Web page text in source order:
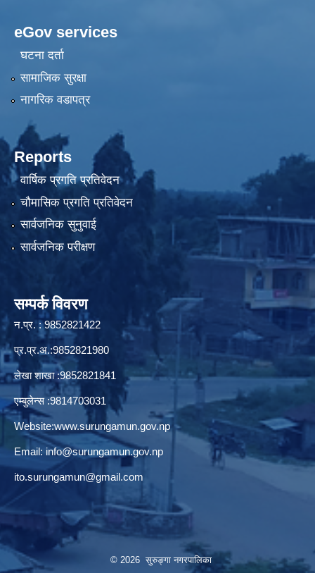
eGov services
घटना दर्ता
सामाजिक सुरक्षा
नागरिक वडापत्र
Reports
वार्षिक प्रगति प्रतिवेदन
चौमासिक प्रगति प्रतिवेदन
सार्वजनिक सुनुवाई
सार्वजनिक परीक्षण
सम्पर्क विवरण
न.प्र. : 9852821422
प्र.प्र.अ.:9852821980
लेखा शाखा :9852821841
एम्बुलेन्स :9814703031
Website:www.surungamun.gov.np
Email: info@surungamun.gov.np
ito.surungamun@gmail.com
© 2026 सुरुङ्‍गा नगरपालिका